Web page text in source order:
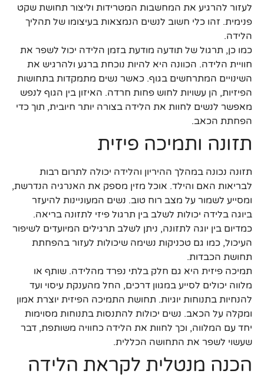
לעזור להרגיע את המחשבות המטרידות וליצור תחושת שקט
פנימית. זהו כלי חשוב לנשים הנמצאות בעיצומו של תהליך
הלידה.
כמו כן, תרגול של תודעה מודעת בזמן הלידה יכול לשפר את
חוויית הלידה. הכוונה היא להיות נוכחת ברגע ולהרגיש את
השינויים המתרחשים בגוף. כאשר נשים מתמקדות בתחושות
הפיזיות, הן עשויות לחוש פחות חרדה. האיזון בין הגוף לנפש
מאפשר לנשים לחוות את הלידה בצורה יותר חיובית, תוך כדי
הפחתת הכאב.
תזונה ותמיכה פיזית
תזונה נכונה במהלך ההיריון והלידה יכולה לתרום רבות
לבריאות האם והילד. אוכל מזין מספק את האנרגיה הנדרשת,
ומסייע לשמור על מצב רוח טוב. נשים המעוניינות להיעזר
ביוגה בלידה יכולות לשלב בין תרגול פיזי לתזונה בריאה.
כמדיום בין יוגה לתזונה, ניתן לשלב תרגילים המיועדים לשיפור
העיכול, כמו גם טכניקות נשימה שיכולות לעזור בהפחתת
תחושת הכבדות.
תמיכה פיזית היא גם חלק בלתי נפרד מהלידה. שותף או
מלווה יכולים לסייע במגוון דרכים, החל מהענקת עיסוי ועד
להנחיות בתנוחות יוגיות. תחושת התמיכה הפיזית יוצרת אמון
ומקלה על הכאב. נשים יכולות להתנסות בתנוחות מסוימות
יחד עם המלווה, וכך לחוות את הלידה כחוויה משותפת, דבר
שעשוי לשפר את התחושה הכללית.
הכנה מנטלית לקראת הלידה